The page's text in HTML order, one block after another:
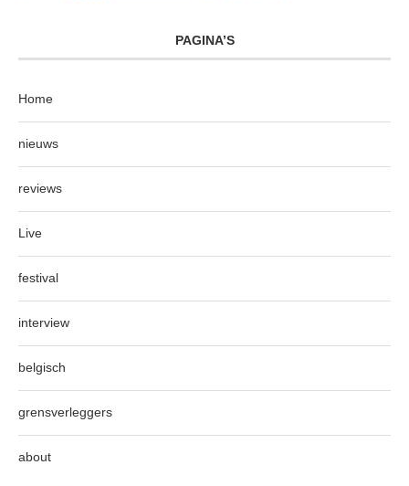
PAGINA’S
Home
nieuws
reviews
Live
festival
interview
belgisch
grensverleggers
about